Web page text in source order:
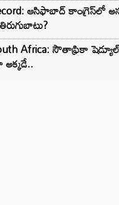
ఆసిఫాబాద్ కాంగ్రెస్‌లో
Africa: సౌతాఫ్రికా